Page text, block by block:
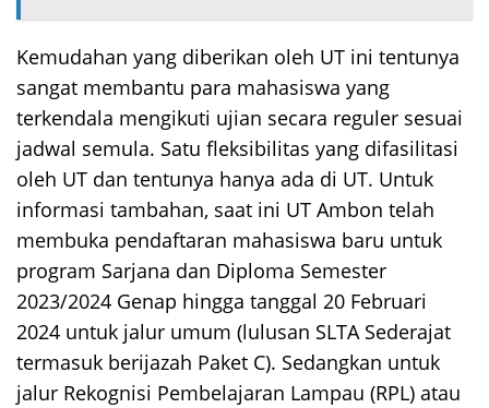
Kemudahan yang diberikan oleh UT ini tentunya
sangat membantu para mahasiswa yang
terkendala mengikuti ujian secara reguler sesuai
jadwal semula. Satu fleksibilitas yang difasilitasi
oleh UT dan tentunya hanya ada di UT. Untuk
informasi tambahan, saat ini UT Ambon telah
membuka pendaftaran mahasiswa baru untuk
program Sarjana dan Diploma Semester
2023/2024 Genap hingga tanggal 20 Februari
2024 untuk jalur umum (lulusan SLTA Sederajat
termasuk berijazah Paket C). Sedangkan untuk
jalur Rekognisi Pembelajaran Lampau (RPL) atau